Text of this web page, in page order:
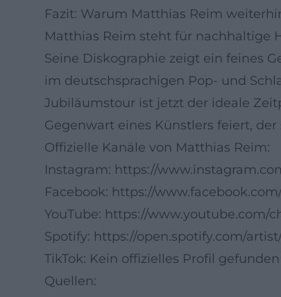
Fazit: Warum Matthias Reim
Matthias Reim steht für nachhaltige
Seine Diskographie zeigt ein feines
im deutschsprachigen Pop- und
Jubiläumstour ist jetzt der ideale
Gegenwart eines Künstlers feiert,
Offizielle Kanäle von Matthias Reim:
Instagram: https://
Facebook: https://
YouTube: https://www.youtube.com/
Spotify: https://open.spotify.com/
TikTok: Kein offizielles Profil gefunden
Quellen: